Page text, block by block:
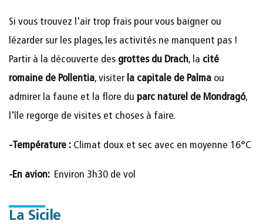
Si vous trouvez l'air trop frais pour vous baigner ou
lézarder sur les plages, les activités ne manquent pas !
Partir à la découverte des grottes du Drach, la cité
romaine de Pollentia, visiter la capitale de Palma ou
admirer la faune et la flore du parc naturel de Mondragó,
l'île regorge de visites et choses à faire.
-Température : Climat doux et sec avec en moyenne 16°C
-En avion: Environ 3h30 de vol
La Sicile